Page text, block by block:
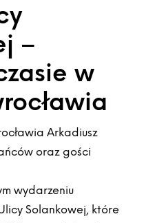
–
w
Arkadiusz
oraz gości
wydarzeniu
Solankowej, które